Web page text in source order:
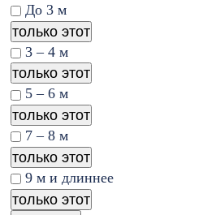
До 3 м
только этот
3 – 4 м
только этот
5 – 6 м
только этот
7 – 8 м
только этот
9 м и длиннее
только этот